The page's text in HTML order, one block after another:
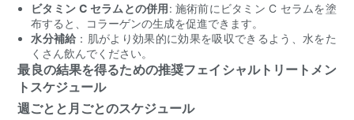
ビタミン C セラムとの併用: 施術前にビタミン C セラムを塗
布すると、コラーゲンの生成を促進できます。
水分補給 ：肌がより効果的に効果を吸収できるよう、水をた
くさん飲んでください。
最良の結果を得るための推奨フェイシャルトリートメン
トスケジュール
週ごとと月ごとのスケジュール